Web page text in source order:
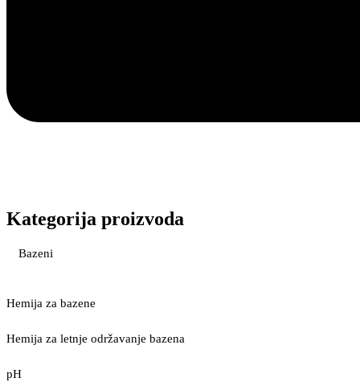
Kategorija proizvoda
Bazeni
Hemija za bazene
Hemija za letnje održavanje bazena
pH